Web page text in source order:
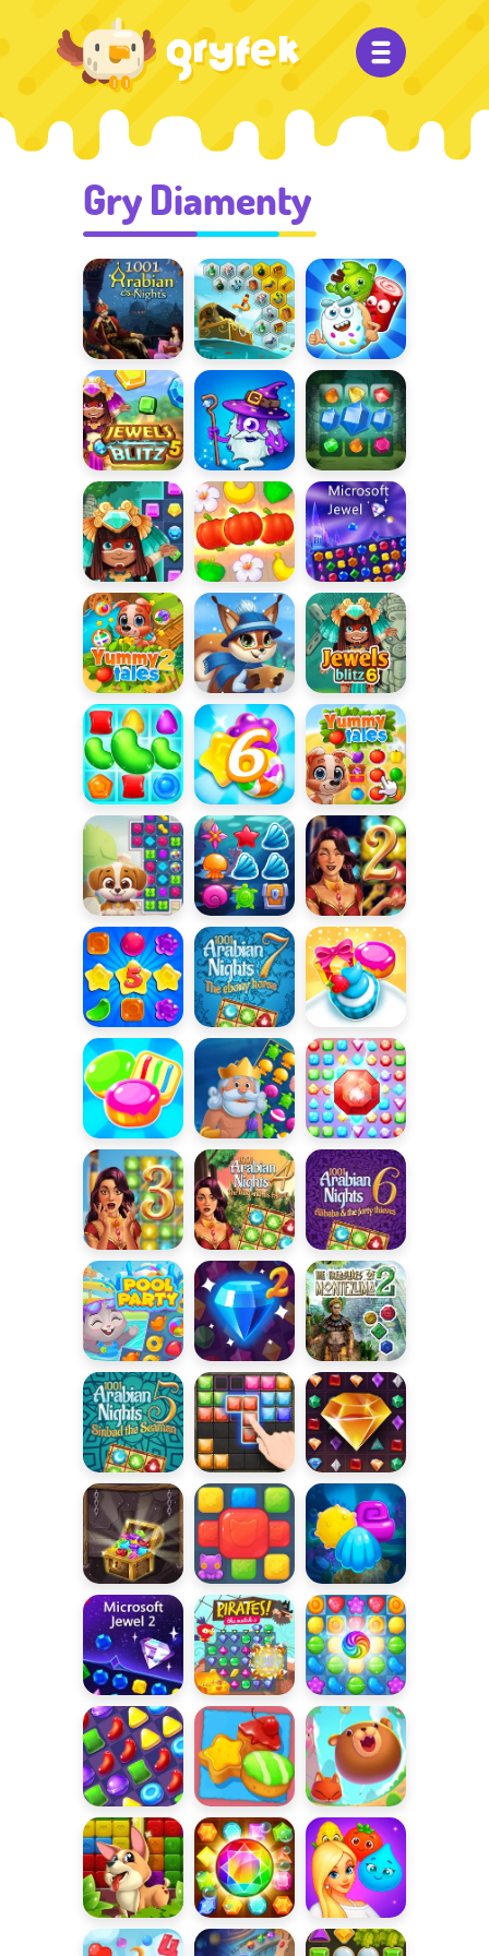
Gry Diamenty
Baśnie z 1001
nocy
Skarby
Mistycznego
Morza 2
Sugar Heroes
Jewels Blitz 5
Bohaterskie
połączenia
Jewels Blitz 3
Jewels Blitz 4 Jungle Match
Microsoft
Jewel
Yummy Tales
2
Match
Adventure
Jewels Blitz 6
Candy Match Candy Rain 6 Yummy Tales
Dog Puzzle
Story
Aqua Blitz
Baśnie z 1001
nocy 2
Candy Rain 5
Baśnie z 1001
nocy 7
Cookie Crush:
Święta
Cookie Crush
3
Fish Story
Połącz
diamenty
Baśnie z 1001
nocy 3
Baśnie z 1001
nocy 4
Baśnie z 1001
nocy 6
Pool Party Jewels Blitz 2
Skarby
Montezumy 2
Baśnie z 1001
nocy 5
Diamentowa
układanka
Kopalnia
diamentów
Kopalnia
diamentów
Dopasowywanie
zabawek
Aqua Blitz 2
Microsoft
Jewel 2
Pirackie
skarby
Candy Burst
Słodki świat
Cookie Crush
2
Zwierzaki 3 w
linii
Klocki ze
Pirackie
Vega Mix